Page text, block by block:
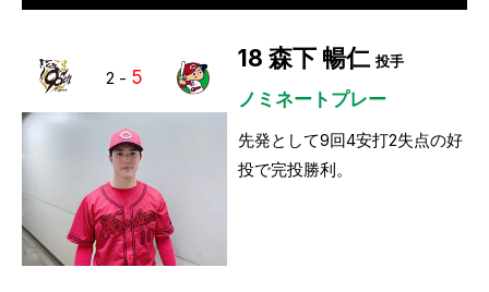
2 - 5
18 森下 暢仁 投手
ノミネートプレー
先発として9回4安打2失点の好
投で完投勝利。